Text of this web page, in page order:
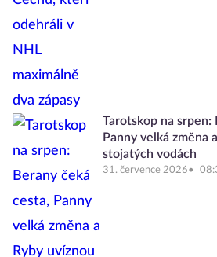
Tarotskop na srpen:
Panny velká změna
stojatých vodách
31. července 2026